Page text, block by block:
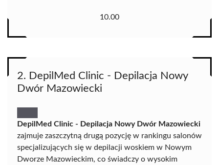
10.00
2. DepilMed Clinic - Depilacja Nowy
Dwór Mazowiecki
DepilMed Clinic - Depilacja Nowy Dwór Mazowiecki
zajmuje zaszczytną drugą pozycję w rankingu salonów
specjalizujących się w depilacji woskiem w Nowym
Dworze Mazowieckim, co świadczy o wysokim